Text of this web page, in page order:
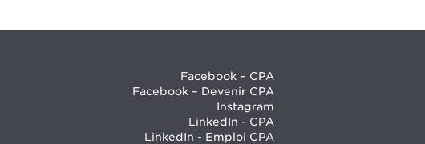
Facebook – CPA
Facebook – Devenir CPA
Instagram
LinkedIn - CPA
LinkedIn - Emploi CPA